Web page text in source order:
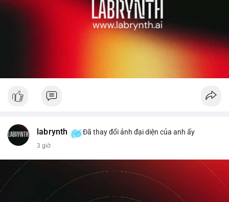
labrynth Đã thay đổi ảnh đại diện của anh ấy
3 giờ